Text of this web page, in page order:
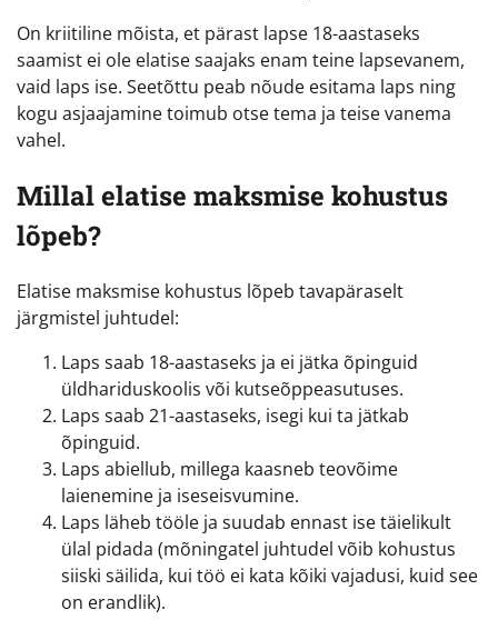
On kriitiline mõista, et pärast lapse 18-aastaseks
saamist ei ole elatise saajaks enam teine lapsevanem,
vaid laps ise. Seetõttu peab nõude esitama laps ning
kogu asjaajamine toimub otse tema ja teise vanema
vahel.
Millal elatise maksmise kohustus
lõpeb?
Elatise maksmise kohustus lõpeb tavapäraselt
järgmistel juhtudel:
Laps saab 18-aastaseks ja ei jätka õpinguid
üldhariduskoolis või kutseõppeasutuses.
Laps saab 21-aastaseks, isegi kui ta jätkab
õpinguid.
Laps abiellub, millega kaasneb teovõime
laienemine ja iseseisvumine.
Laps läheb tööle ja suudab ennast ise täielikult
ülal pidada (mõningatel juhtudel võib kohustus
siiski säilida, kui töö ei kata kõiki vajadusi, kuid see
on erandlik).